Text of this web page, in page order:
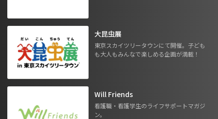
大昆虫展
東京スカイツリータウンにて開催。子ども
も大人もみんなで楽しめる企画が満載！
Will Friends
看護職・看護学生のライフサポートマガジ
ン。